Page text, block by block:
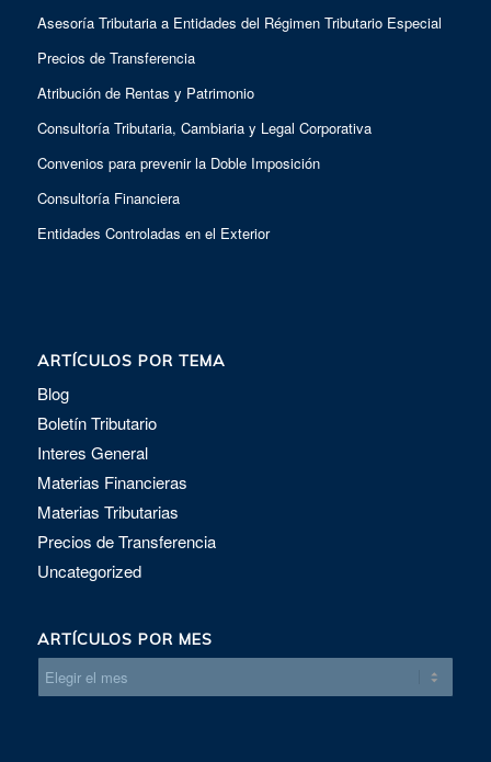
Asesoría Tributaria a Entidades del Régimen Tributario Especial
Precios de Transferencia
Atribución de Rentas y Patrimonio
Consultoría Tributaria, Cambiaria y Legal Corporativa
Convenios para prevenir la Doble Imposición
Consultoría Financiera
Entidades Controladas en el Exterior
ARTÍCULOS POR TEMA
Blog
Boletín Tributario
Interes General
Materias Financieras
Materias Tributarias
Precios de Transferencia
Uncategorized
ARTÍCULOS POR MES